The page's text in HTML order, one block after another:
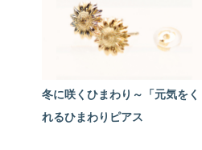
冬に咲くひまわり～「元気をく
れるひまわりピアス